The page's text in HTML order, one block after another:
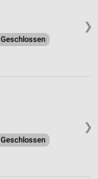
❯
Geschlossen
❯
Geschlossen